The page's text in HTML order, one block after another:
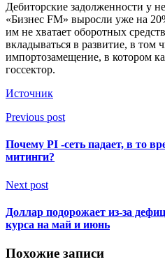
Дебиторские задолженности у
«Бизнес FM» выросли уже на
им не хватает оборотных
вкладываться в развитие, в том
импортозамещение, в котором
госсектор.
Источник
Previous post
Почему PI -сеть падает, в то
митинги?
Next post
Доллар подорожает из-за
курса на май и июнь
Похожие записи